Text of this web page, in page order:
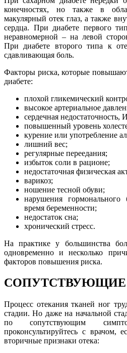
конечностях, но также в
макулярный отек глаз, а также
сердца. При диабете первого
неравномерной – на левой
При диабете второго типа к
сдавливающая боль.
Факторы риска, которые
диабете:
плохой гликемический
высокое артериальное
сердечная недостаточность,
повышенный уровень
курение или употребление
лишний вес;
регулярные переедания;
избыток соли в рационе;
недостаточная физическая
варикоз;
ношение тесной обуви;
нарушения
время беременности;
недостаток сна;
хронический стресс.
На практике у большинства
одновременно и несколько
факторов повышения риска.
СОПУТСТВУЮЩИЕ
Процесс отекания тканей ног
стадии. Но даже на начальной
по сопутствующим
проконсультируйтесь с врачом,
вторичные признаки отека: